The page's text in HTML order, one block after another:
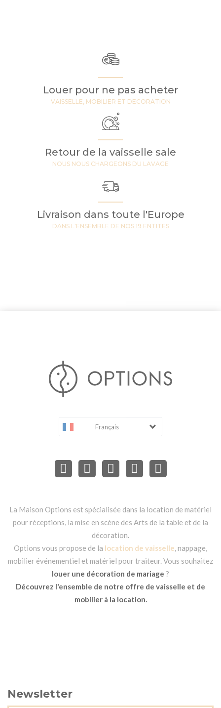
Louer pour ne pas acheter
VAISSELLE, MOBILIER ET DECORATION
Retour de la vaisselle sale
NOUS NOUS CHARGEONS DU LAVAGE
Livraison dans toute l'Europe
DANS L'ENSEMBLE DE NOS 19 ENTITES
Français
La Maison Options est spécialisée dans la location de matériel
pour réceptions, la mise en scène des Arts de la table et de la
décoration.
Options vous propose de la location de vaisselle, nappage,
mobilier événementiel et matériel pour traiteur. Vous souhaitez
louer une décoration de mariage ?
Découvrez l'ensemble de notre offre de vaisselle et de
mobilier à la location.
Newsletter